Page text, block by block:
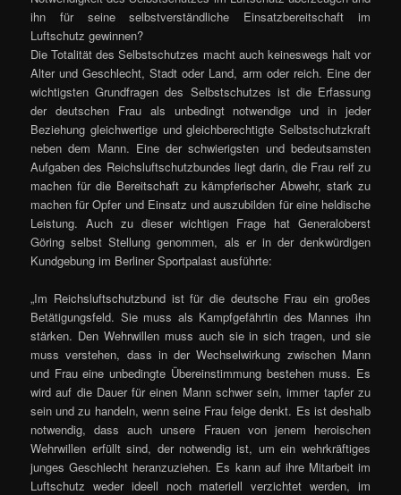
ihn für seine selbstverständliche Einsatzbereitschaft im
Luftschutz gewinnen?
Die Totalität des Selbstschutzes macht auch keineswegs halt vor
Alter und Geschlecht, Stadt oder Land, arm oder reich. Eine der
wichtigsten Grundfragen des Selbstschutzes ist die Erfassung
der deutschen Frau als unbedingt notwendige und in jeder
Beziehung gleichwertige und gleichberechtigte Selbstschutzkraft
neben dem Mann. Eine der schwierigsten und bedeutsamsten
Aufgaben des Reichsluftschutzbundes liegt darin, die Frau reif zu
machen für die Bereitschaft zu kämpferischer Abwehr, stark zu
machen für Opfer und Einsatz und auszubilden für eine heldische
Leistung. Auch zu dieser wichtigen Frage hat Generaloberst
Göring selbst Stellung genommen, als er in der denkwürdigen
Kundgebung im Berliner Sportpalast ausführte:
„Im Reichsluftschutzbund ist für die deutsche Frau ein großes
Betätigungsfeld. Sie muss als Kampfgefährtin des Mannes ihn
stärken. Den Wehrwillen muss auch sie in sich tragen, und sie
muss verstehen, dass in der Wechselwirkung zwischen Mann
und Frau eine unbedingte Übereinstimmung bestehen muss. Es
wird auf die Dauer für einen Mann schwer sein, immer tapfer zu
sein und zu handeln, wenn seine Frau feige denkt. Es ist deshalb
notwendig, dass auch unsere Frauen von jenem heroischen
Wehrwillen erfüllt sind, der notwendig ist, um ein wehrkräftiges
junges Geschlecht heranzuziehen. Es kann auf ihre Mitarbeit im
Luftschutz weder ideell noch materiell verzichtet werden, im